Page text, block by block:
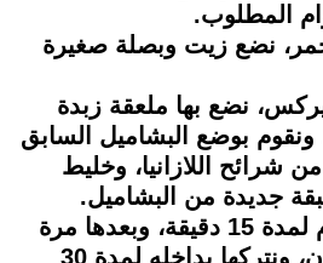
المطلوب.
نضع زيت وبصلة صغيرة
نضع بها ملعقة زبدة
ونقوم بوضع البشاميل السابق
شرائح اللازانيا، وخليط
جديدة من البشاميل.
7-ندخل الصينية الفرم لمدة 15 دقيقة، وبعدها مرة
هذه الفرن نُغلق الفرن، ونتركها بداخله لمدة 30